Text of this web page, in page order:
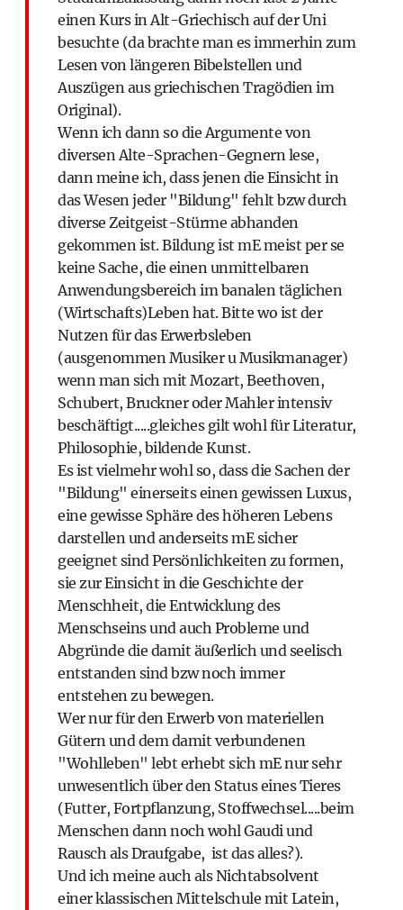
einen Kurs in Alt-Griechisch auf der Uni
besuchte (da brachte man es immerhin zum
Lesen von längeren Bibelstellen und
Auszügen aus griechischen Tragödien im
Original).
Wenn ich dann so die Argumente von
diversen Alte-Sprachen-Gegnern lese,
dann meine ich, dass jenen die Einsicht in
das Wesen jeder "Bildung" fehlt bzw durch
diverse Zeitgeist-Stürme abhanden
gekommen ist. Bildung ist mE meist per se
keine Sache, die einen unmittelbaren
Anwendungsbereich im banalen täglichen
(Wirtschafts)Leben hat. Bitte wo ist der
Nutzen für das Erwerbsleben
(ausgenommen Musiker u Musikmanager)
wenn man sich mit Mozart, Beethoven,
Schubert, Bruckner oder Mahler intensiv
beschäftigt.....gleiches gilt wohl für Literatur,
Philosophie, bildende Kunst.
Es ist vielmehr wohl so, dass die Sachen der
"Bildung" einerseits einen gewissen Luxus,
eine gewisse Sphäre des höheren Lebens
darstellen und anderseits mE sicher
geeignet sind Persönlichkeiten zu formen,
sie zur Einsicht in die Geschichte der
Menschheit, die Entwicklung des
Menschseins und auch Probleme und
Abgründe die damit äußerlich und seelisch
entstanden sind bzw noch immer
entstehen zu bewegen.
Wer nur für den Erwerb von materiellen
Gütern und dem damit verbundenen
"Wohlleben" lebt erhebt sich mE nur sehr
unwesentlich über den Status eines Tieres
(Futter, Fortpflanzung, Stoffwechsel.....beim
Menschen dann noch wohl Gaudi und
Rausch als Draufgabe, ist das alles?).
Und ich meine auch als Nichtabsolvent
einer klassischen Mittelschule mit Latein,